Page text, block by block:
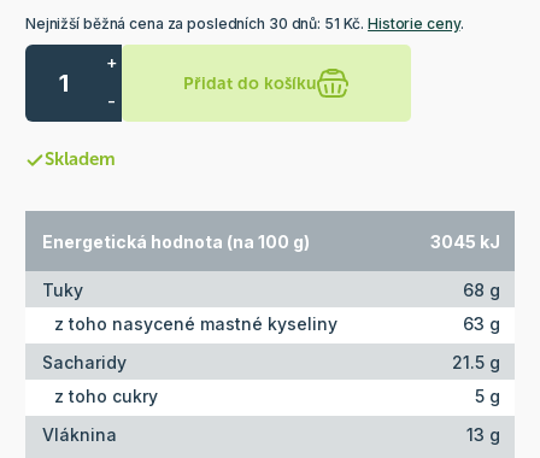
Nejnižší běžná cena za posledních 30 dnů: 51 Kč.Historie ceny.
+
-
Přidat do košíku
Skladem
Energetická hodnota (na 100 g) 3045 kJ
Tuky
68 g
z toho nasycené mastné kyseliny
63 g
Sacharidy
21.5 g
z toho cukry
5 g
Vláknina
13 g